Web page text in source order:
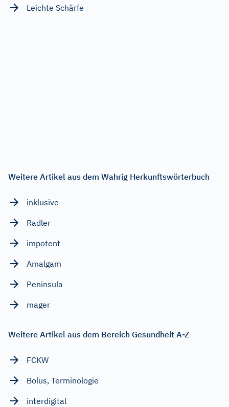
Leichte Schärfe
Weitere Artikel aus dem Wahrig Herkunftswörterbuch
inklusive
Radler
impotent
Amalgam
Peninsula
mager
Weitere Artikel aus dem Bereich Gesundheit A-Z
FCKW
Bolus, Terminologie
interdigital